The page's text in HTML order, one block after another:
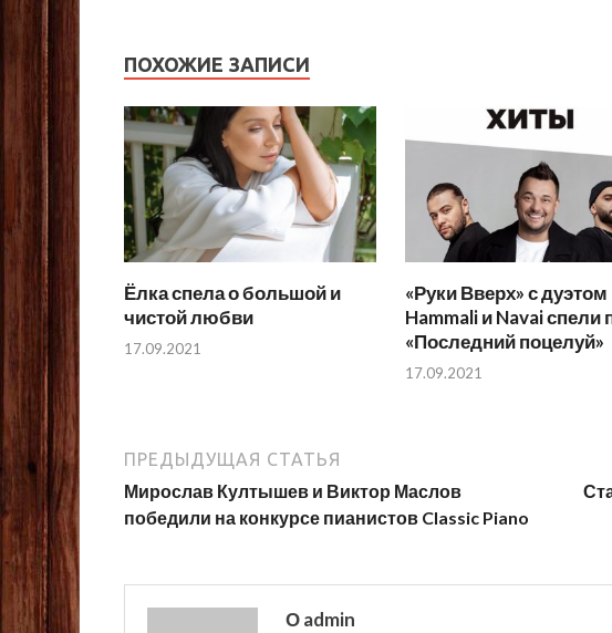
ПОХОЖИЕ ЗАПИСИ
Ёлка спела о большой и
чистой любви
17.09.2021
«Руки Вверх» с дуэтом
Hammali и Navai спели
«Последний поцелуй»
17.09.2021
ПРЕДЫДУЩАЯ СТАТЬЯ
Мирослав Култышев и Виктор Маслов
победили на конкурсе пианистов Classic Piano
О admin